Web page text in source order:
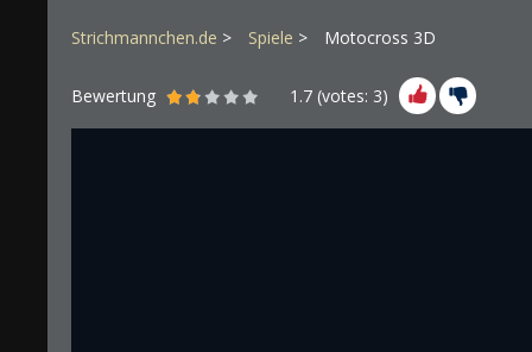
Strichmannchen.de Spiele Motocross 3D
Bewertung 1.7 (votes: 3)